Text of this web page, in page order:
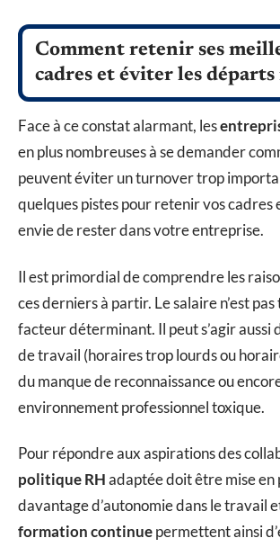
Comment retenir ses
cadres et éviter les départs
Face à ce constat alarmant, les
en plus nombreuses à se demander
peuvent éviter un turnover trop
quelques pistes pour retenir vos cadres
envie de rester dans votre entreprise.
Il est primordial de comprendre les
ces derniers à partir. Le salaire n’est
facteur déterminant. Il peut s’agir aussi
de travail (horaires trop lourds ou
du manque de reconnaissance ou
environnement professionnel toxique.
Pour répondre aux aspirations des
politique RHadaptée doit être mise
davantage d’autonomie dans le travail
formation continuepermettent ainsi